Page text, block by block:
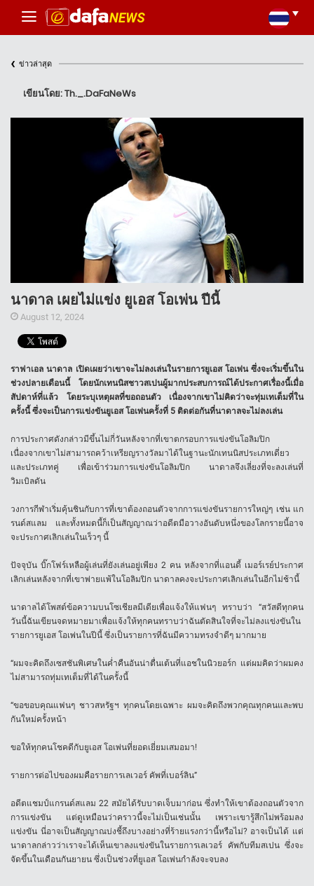
‹ ข่าวล่าสุด
เขียนโดย: Th._.DaFaNeWs
นาดาล เผยไม่แข่ง ยูเอส โอเพ่น ปีนี้
August 12, 2024
ราฟาเอล นาดาล เปิดเผยว่าเขาจะไม่ลงเล่นในรายการยูเอส โอเพ่น ซึ่งจะเริ่มขึ้นใน
ช่วงปลายเดือนนี้ โดยนักเทนนิสชาวสเปนผู้มากประสบการณ์ได้ประกาศเรื่องนี้เมื่อ
สัปดาห์ที่แล้ว โดยระบุเหตุผลที่ขอถอนตัว เนื่องจากเขาไม่คิดว่าจะทุ่มเทเต็มที่ใน
ครั้งนี้ ซึ่งจะเป็นการแข่งขันยูเอส โอเพ่นครั้งที่ 5 ติดต่อกันที่นาดาลจะไม่ลงเล่น
การประกาศดังกล่าวมีขึ้นไม่กี่วันหลังจากที่เขาตกรอบการแข่งขันโอลิมปิก
เนื่องจากเขาไม่สามารถคว้าเหรียญรางวัลมาได้ในฐานะนักเทนนิสประเภทเดี่ยว
และประเภทคู่ เพื่อเข้าร่วมการแข่งขันโอลิมปิก นาดาลจึงเลี่ยงที่จะลงเล่นที่
วิมเบิลดัน
วงการกีฬาเริ่มคุ้นชินกับการที่เขาต้องถอนตัวจากการแข่งขันรายการใหญ่ๆ เช่น แก
รนด์สแลม และทั้งหมดนี้ก็เป็นสัญญาณว่าอดีตมือวางอันดับหนึ่งของโลกรายนี้อาจ
จะประกาศเลิกเล่นในเร็วๆ นี้
ปัจจุบัน บิ๊กโฟร์เหลือผู้เล่นที่ยังเล่นอยู่เพียง 2 คน หลังจากที่แอนดี้ เมอร์เรย์ประกาศ
เลิกเล่นหลังจากที่เขาพ่ายแพ้ในโอลิมปิก นาดาลคงจะประกาศเลิกเล่นในอีกไม่ช้านี้
นาดาลได้โพสต์ข้อความบนโซเชียลมีเดียเพื่อแจ้งให้แฟนๆ ทราบว่า “สวัสดีทุกคน
วันนี้ฉันเขียนจดหมายมาเพื่อแจ้งให้ทุกคนทราบว่าฉันตัดสินใจที่จะไม่ลงแข่งขันใน
รายการยูเอส โอเพ่นในปีนี้ ซึ่งเป็นรายการที่ฉันมีความทรงจำดีๆ มากมาย
“ผมจะคิดถึงเซสชันพิเศษในค่ำคืนอันน่าตื่นเต้นที่แอชในนิวยอร์ก แต่ผมคิดว่าผมคง
ไม่สามารถทุ่มเทเต็มที่ได้ในครั้งนี้
“ขอขอบคุณแฟนๆ ชาวสหรัฐฯ ทุกคนโดยเฉพาะ ผมจะคิดถึงพวกคุณทุกคนและพบ
กันใหม่ครั้งหน้า
ขอให้ทุกคนโชคดีกับยูเอส โอเพ่นที่ยอดเยี่ยมเสมอมา!
รายการต่อไปของผมคือรายการเลเวอร์ คัพที่เบอร์ลิน”
อดีตแชมป์แกรนด์สแลม 22 สมัยได้รับบาดเจ็บมาก่อน ซึ่งทำให้เขาต้องถอนตัวจาก
การแข่งขัน แต่ดูเหมือนว่าคราวนี้จะไม่เป็นเช่นนั้น เพราะเขารู้สึกไม่พร้อมลง
แข่งขัน นี่อาจเป็นสัญญาณบ่งชี้ถึงบางอย่างที่ร้ายแรงกว่านี้หรือไม่? อาจเป็นได้ แต่
นาดาลกล่าวว่าเราจะได้เห็นเขาลงแข่งขันในรายการเลเวอร์ คัพกับทีมสเปน ซึ่งจะ
จัดขึ้นในเดือนกันยายน ซึ่งเป็นช่วงที่ยูเอส โอเพ่นกำลังจะจบลง